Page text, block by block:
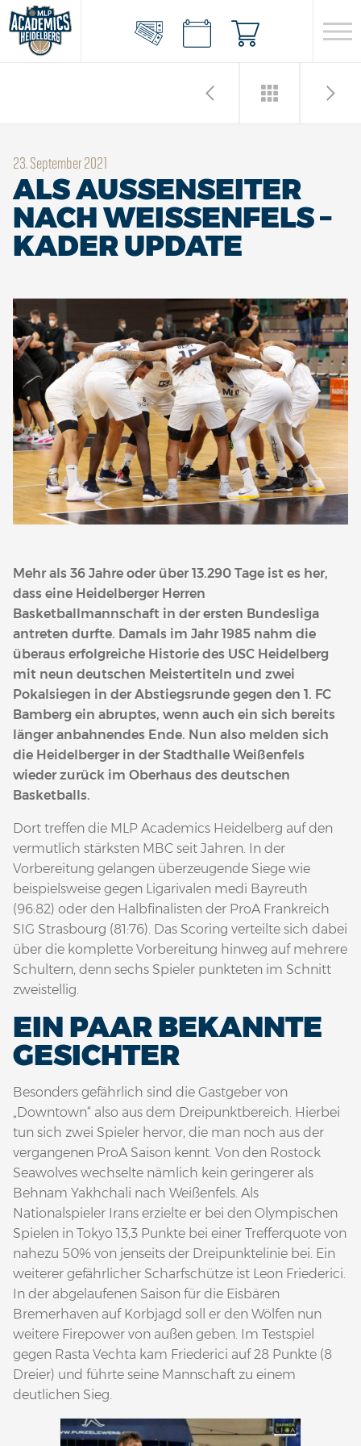
23. September 2021
ALS AUSSENSEITER N
ACH WEISSENFELS – K
ADER UPDATE
Mehr als 36 Jahre oder über 13.290 Tage ist es her,
dass eine Heidelberger Herren
Basketballmannschaft in der ersten Bundesliga
antreten durfte. Damals im Jahr 1985 nahm die
überaus erfolgreiche Historie des USC Heidelberg
mit neun deutschen Meistertiteln und zwei
Pokalsiegen in der Abstiegsrunde gegen den 1. FC
Bamberg ein abruptes, wenn auch ein sich bereits
länger anbahnendes Ende. Nun also melden sich
die Heidelberger in der Stadthalle Weißenfels
wieder zurück im Oberhaus des deutschen
Basketballs.
Dort treffen die MLP Academics Heidelberg auf den
vermutlich stärksten MBC seit Jahren. In der
Vorbereitung gelangen überzeugende Siege wie
beispielsweise gegen Ligarivalen medi Bayreuth
(96:82) oder den Halbfinalisten der ProA Frankreich
SIG Strasbourg (81:76). Das Scoring verteilte sich dabei
über die komplette Vorbereitung hinweg auf mehrere
Schultern, denn sechs Spieler punkteten im Schnitt
zweistellig.
EIN PAAR BEKANNTE
GESICHTER
Besonders gefährlich sind die Gastgeber von
„Downtown“ also aus dem Dreipunktbereich. Hierbei
tun sich zwei Spieler hervor, die man noch aus der
vergangenen ProA Saison kennt. Von den Rostock
Seawolves wechselte nämlich kein geringerer als
Behnam Yakhchali nach Weißenfels. Als
Nationalspieler Irans erzielte er bei den Olympischen
Spielen in Tokyo 13,3 Punkte bei einer Trefferquote von
nahezu 50% von jenseits der Dreipunktelinie bei. Ein
weiterer gefährlicher Scharfschütze ist Leon Friederici.
In der abgelaufenen Saison für die Eisbären
Bremerhaven auf Korbjagd soll er den Wölfen nun
weitere Firepower von außen geben. Im Testspiel
gegen Rasta Vechta kam Friederici auf 28 Punkte (8
Dreier) und führte seine Mannschaft zu einem
deutlichen Sieg.